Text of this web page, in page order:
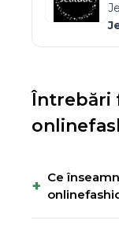
Întrebări
+ Ce